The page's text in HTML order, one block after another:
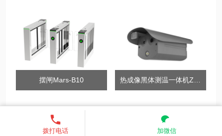
摆闸Mars-B10
拨打电话 加微信
13521755685 发送短信